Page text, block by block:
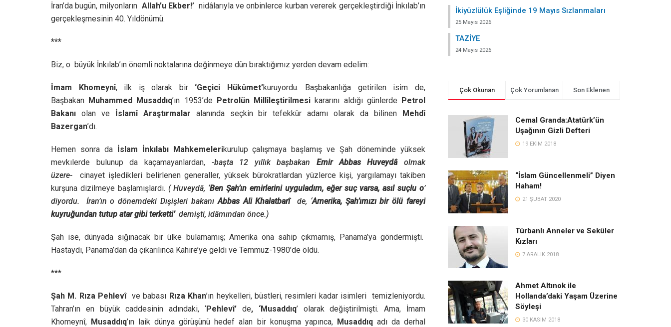
İran’da bugün, milyonların Allah’u Ekber!’nidâlarıyla ve onbinlerce kurban vererek gerçekleştirdiği İnkılab’ın
gerçekleşmesinin 40. Yıldönümü.
***
Biz, o büyük İnkılab’ın önemli noktalarına değinmeye dün bıraktığımız yerden devam edelim:
İmam Khomeynî, ilk iş olarak bir ‘Geçici Hükûmet’kuruyordu. Başbakanlığa getirilen isim de,
Başbakan Muhammed Musaddıq’ın 1953’de Petrolün Millîleştirilmesi kararını aldığı günlerde Petrol
Bakanı olan ve İslamî Araştırmalar alanında seçkin bir tefekkür adamı olarak da bilinen Mehdî
Bazergan’dı.
Hemen sonra da İslam İnkılabı Mahkemelerikurulup çalışmaya başlamış ve Şah döneminde yüksek
mevkılerde bulunup da kaçamayanlardan, -başta 12 yıllık başbakanEmir Abbas Huveydâolmak
üzere-
cinayet işledikleri belirlenen generaller, yüksek bürokratlardan yüzlerce kişi, yargılamayı takiben
kurşuna dizilmeye başlamışlardı. ( Huveydâ, ‘Ben Şah’ın emirlerini uyguladım, eğer suç varsa, asıl suçlu o’
diyordu. İran’ın o dönemdeki Dışişleri bakanıAbbas Ali Khalatbarî de, ‘Amerika, Şah’ımızı bir ölü fareyi
kuyruğundan tutup atar gibi terketti’demişti, idâmından önce.)
Şah ise, dünyada sığınacak bir ülke bulamamış; Amerika ona sahip çıkmamış, Panama’ya göndermişti.
Hastaydı, Panama’dan da çıkarılınca Kahire’ye geldi ve Temmuz-1980’de öldü.
***
Şah M. Rıza Pehlevîve babası Rıza Khan’ın heykelleri, büstleri, resimleri kadar isimleri temizleniyordu.
Tahran’ın en büyük caddesinin adındaki, ‘Pehlevî’ de, ‘Musaddıq’ olarak değiştirilmişti. Ama, İmam
Khomeynî, Musaddıq’ın laik dünya görüşünü hedef alan bir konuşma yapınca, Musaddıq adı da derhal
İkiyüzlülük Eşliğinde 19 Mayıs Sızlanmaları
25 Mayıs 2026
TAZİYE
24 Mayıs 2026
Çok Okunan Çok Yorumlanan Son Eklenen
Cemal Granda:Atatürk’ün
Uşağının Gizli Defteri
19 EKIM 2018
“İslam Güncellenmeli” Diyen
Haham!
21 ŞUBAT 2020
Türbanlı Anneler ve Seküler
Kızları
7 ARALIK 2018
Ahmet Altınok ile
Hollanda’daki Yaşam Üzerine
Söyleşi
30 KASIM 2018